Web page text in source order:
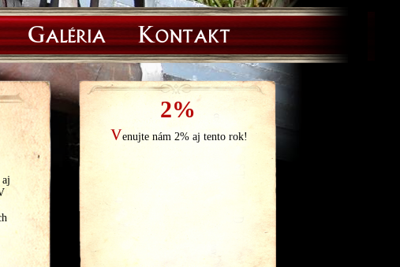
Galéria Kontakt
2%
Venujte nám 2% aj tento rok!